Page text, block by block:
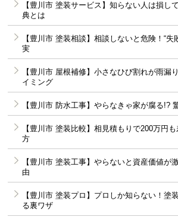
【豊川市 塗装サービス】知らない人は損し
典とは
【豊川市 塗装相談】相談しないと危険！“失
実
【豊川市 屋根補修】小さなひび割れが雨漏
イミング
【豊川市 防水工事】やらなきゃ家が腐る!?
【豊川市 塗装比較】相見積もりで200万円
方
【豊川市 塗装工事】やらないと資産価値が
由
【豊川市 塗装プロ】プロしか知らない！塗
る裏ワザ